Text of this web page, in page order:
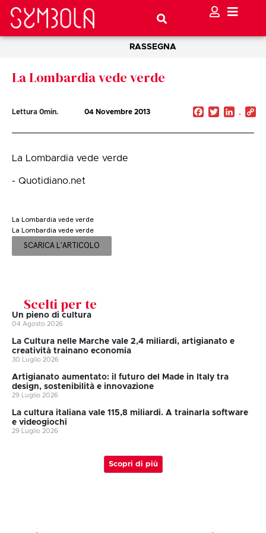
RASSEGNA
La Lombardia vede verde
Lettura 0min. 04 Novembre 2013 Facebook
Twitter
La Lombardia vede verde
- Quotidiano.net
La Lombardia vede verde
La Lombardia vede verde
SCARICA L'ARTICOLO
Scelti per te
Un pieno di cultura
04 Agosto 2026
La Cultura nelle Marche vale 2,4 miliardi, artigianato e
creatività trainano economia
30 Luglio 2026
Artigianato aumentato: il futuro del Made in Italy tra
design, sostenibilità e innovazione
29 Luglio 2026
La cultura italiana vale 115,8 miliardi. A trainarla software
e videogiochi
29 Luglio 2026
Scopri di più